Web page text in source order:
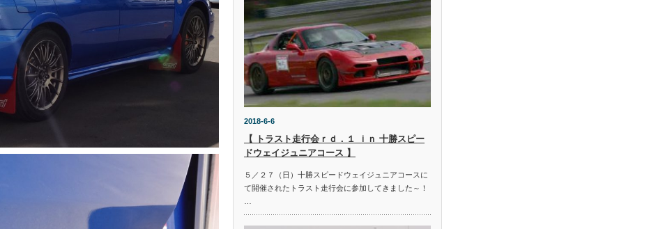
2018-6-6
【 トラスト走行会ｒｄ．１ ｉｎ 十勝スピー
ドウェイジュニアコース 】
５／２７（日）十勝スピードウェイジュニアコースに
て開催されたトラスト走行会に参加してきました～！